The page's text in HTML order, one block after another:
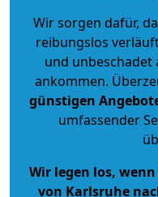
Wir sorgen dafür,
reibungslos
und
ankommen.
günstigen
umfassender
Wir legen los,
von Karlsruhe